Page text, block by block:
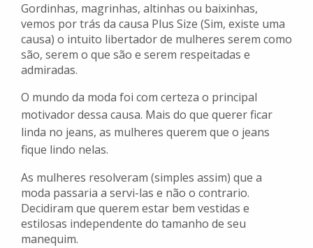
Gordinhas, magrinhas, altinhas ou baixinhas,
vemos por trás da causa Plus Size (Sim, existe uma
causa) o intuito libertador de mulheres serem como
são, serem o que são e serem respeitadas e
admiradas.
O mundo da moda foi com certeza o principal
motivador dessa causa. Mais do que querer ficar
linda no jeans, as mulheres querem que o jeans
fique lindo nelas.
As mulheres resolveram (simples assim) que a
moda passaria a servi-las e não o contrario.
Decidiram que querem estar bem vestidas e
estilosas independente do tamanho de seu
manequim.